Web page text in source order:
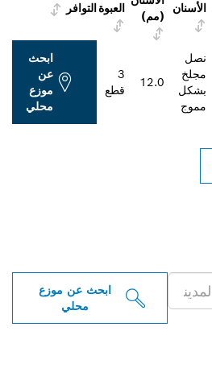
الأسنان
(مم)
العبوةالتوافر
نصل
مجلخ
بشكل
مموج
12.0
3
قطع
ابحث
عن
موزع
محلي
ابحث عن موزع
محلي